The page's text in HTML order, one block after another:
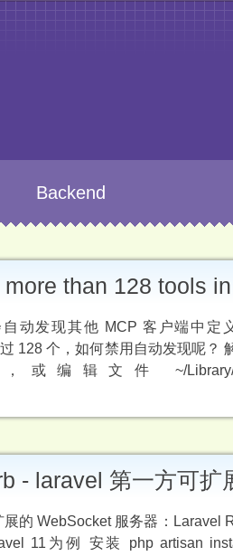
Backend
than 128 tools
动发现其他 MCP 客户端中定
128 个，如何禁用自动发现呢？
，或编辑文件 ~/Library/
- laravel 第一方可扩
的 WebSocket 服务器：
11为例 安装 php artisan